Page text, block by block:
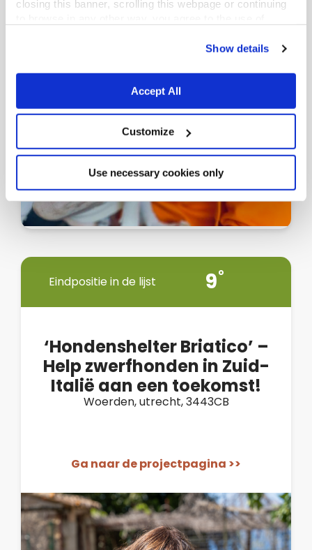
closing this banner, scrolling this webpage or continuing
Show details
Accept All
Customize
Use necessary cookies only
Eindpositie in de lijst 9
‘Hondenshelter Briatico’ –
Help zwerfhonden in Zuid-
Italië aan een toekomst!
Woerden, utrecht, 3443CB
Ga naar de projectpagina >>